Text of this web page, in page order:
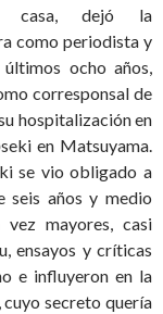
casa, dejó la
como periodista y
ocho años,
corresponsal de
hospitalización en
en Matsuyama.
se vio obligado a
seis años y medio
mayores, casi
ensayos y críticas
e influyeron en la
cuyo secreto quería